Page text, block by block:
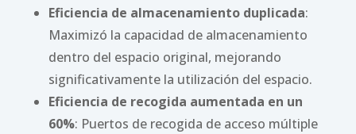
Eficiencia de almacenamiento duplicada:
Maximizó la capacidad de almacenamiento
dentro del espacio original, mejorando
significativamente la utilización del espacio.
Eficiencia de recogida aumentada en un
60%: Puertos de recogida de acceso múltiple